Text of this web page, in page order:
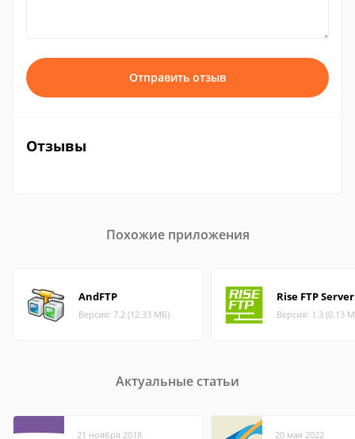
Отправить отзыв
Отзывы
Похожие приложения
AndFTP
Версия: 7.2 (12.33 МБ)
Rise FTP Server
Версия: 1.3 (0.13
Актуальные статьи
21 ноября 2018 20 мая 2022